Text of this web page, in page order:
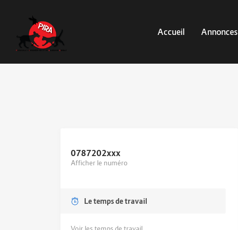
Accueil Annonces
0787202xxx
Afficher le numéro
Le temps de travail